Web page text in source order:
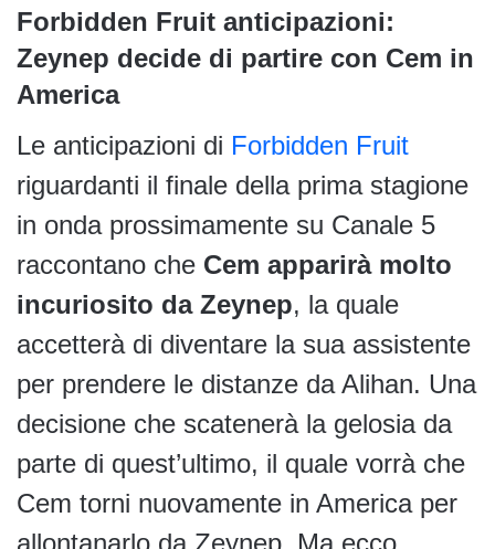
Forbidden Fruit anticipazioni:
Zeynep decide di partire con Cem in
America
Le anticipazioni di Forbidden Fruit
riguardanti il finale della prima stagione
in onda prossimamente su Canale 5
raccontano che Cem apparirà molto
incuriosito da Zeynep, la quale
accetterà di diventare la sua assistente
per prendere le distanze da Alihan. Una
decisione che scatenerà la gelosia da
parte di quest’ultimo, il quale vorrà che
Cem torni nuovamente in America per